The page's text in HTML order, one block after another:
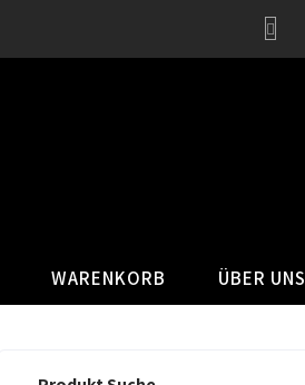
WARENKORB ÜBER UNS